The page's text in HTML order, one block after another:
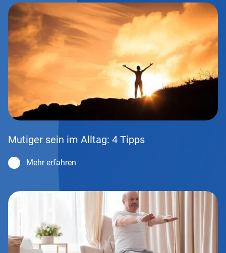
Mutiger sein im Alltag: 4 Tipps
Mehr erfahren